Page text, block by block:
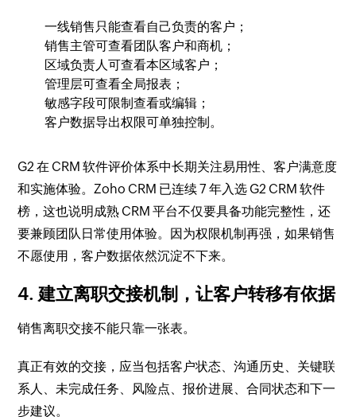
一线销售只能查看自己负责的客户；
销售主管可查看团队客户和商机；
区域负责人可查看本区域客户；
管理层可查看全局报表；
敏感字段可限制查看或编辑；
客户数据导出权限可单独控制。
G2 在 CRM 软件评价体系中长期关注易用性、客户满意度
和实施体验。Zoho CRM 已连续 7 年入选 G2 CRM 软件
榜，这也说明成熟 CRM 平台不仅要具备功能完整性，还
要兼顾团队日常使用体验。因为权限机制再强，如果销售
不愿使用，客户数据依然沉淀不下来。
4. 建立离职交接机制，让客户转移有依据
销售离职交接不能只靠一张表。
真正有效的交接，应当包括客户状态、沟通历史、关键联
系人、未完成任务、风险点、报价进展、合同状态和下一
步建议。